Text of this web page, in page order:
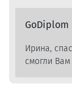
GoDiplom
Ирина,
смогли